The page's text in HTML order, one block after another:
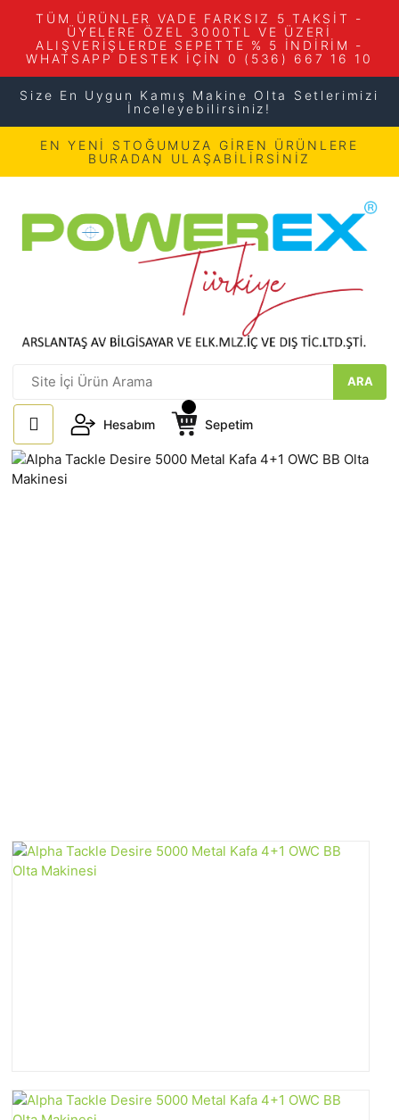
TÜM ÜRÜNLER VADE FARKSIZ 5 TAKSİT -
ÜYELERE ÖZEL 3000TL VE ÜZERİ
ALIŞVERİŞLERDE SEPETTE % 5 İNDİRİM -
WHATSAPP DESTEK İÇİN 0 (536) 667 16 10
Size En Uygun Kamış Makine Olta Setlerimizi
İnceleyebilirsiniz!
EN YENİ STOĞUMUZA GİREN ÜRÜNLERE
BURADAN ULAŞABİLİRSİNİZ
ARA
Hesabım Sepetim